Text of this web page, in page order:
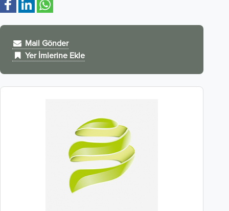
Mail Gönder
Yer İmlerine Ekle